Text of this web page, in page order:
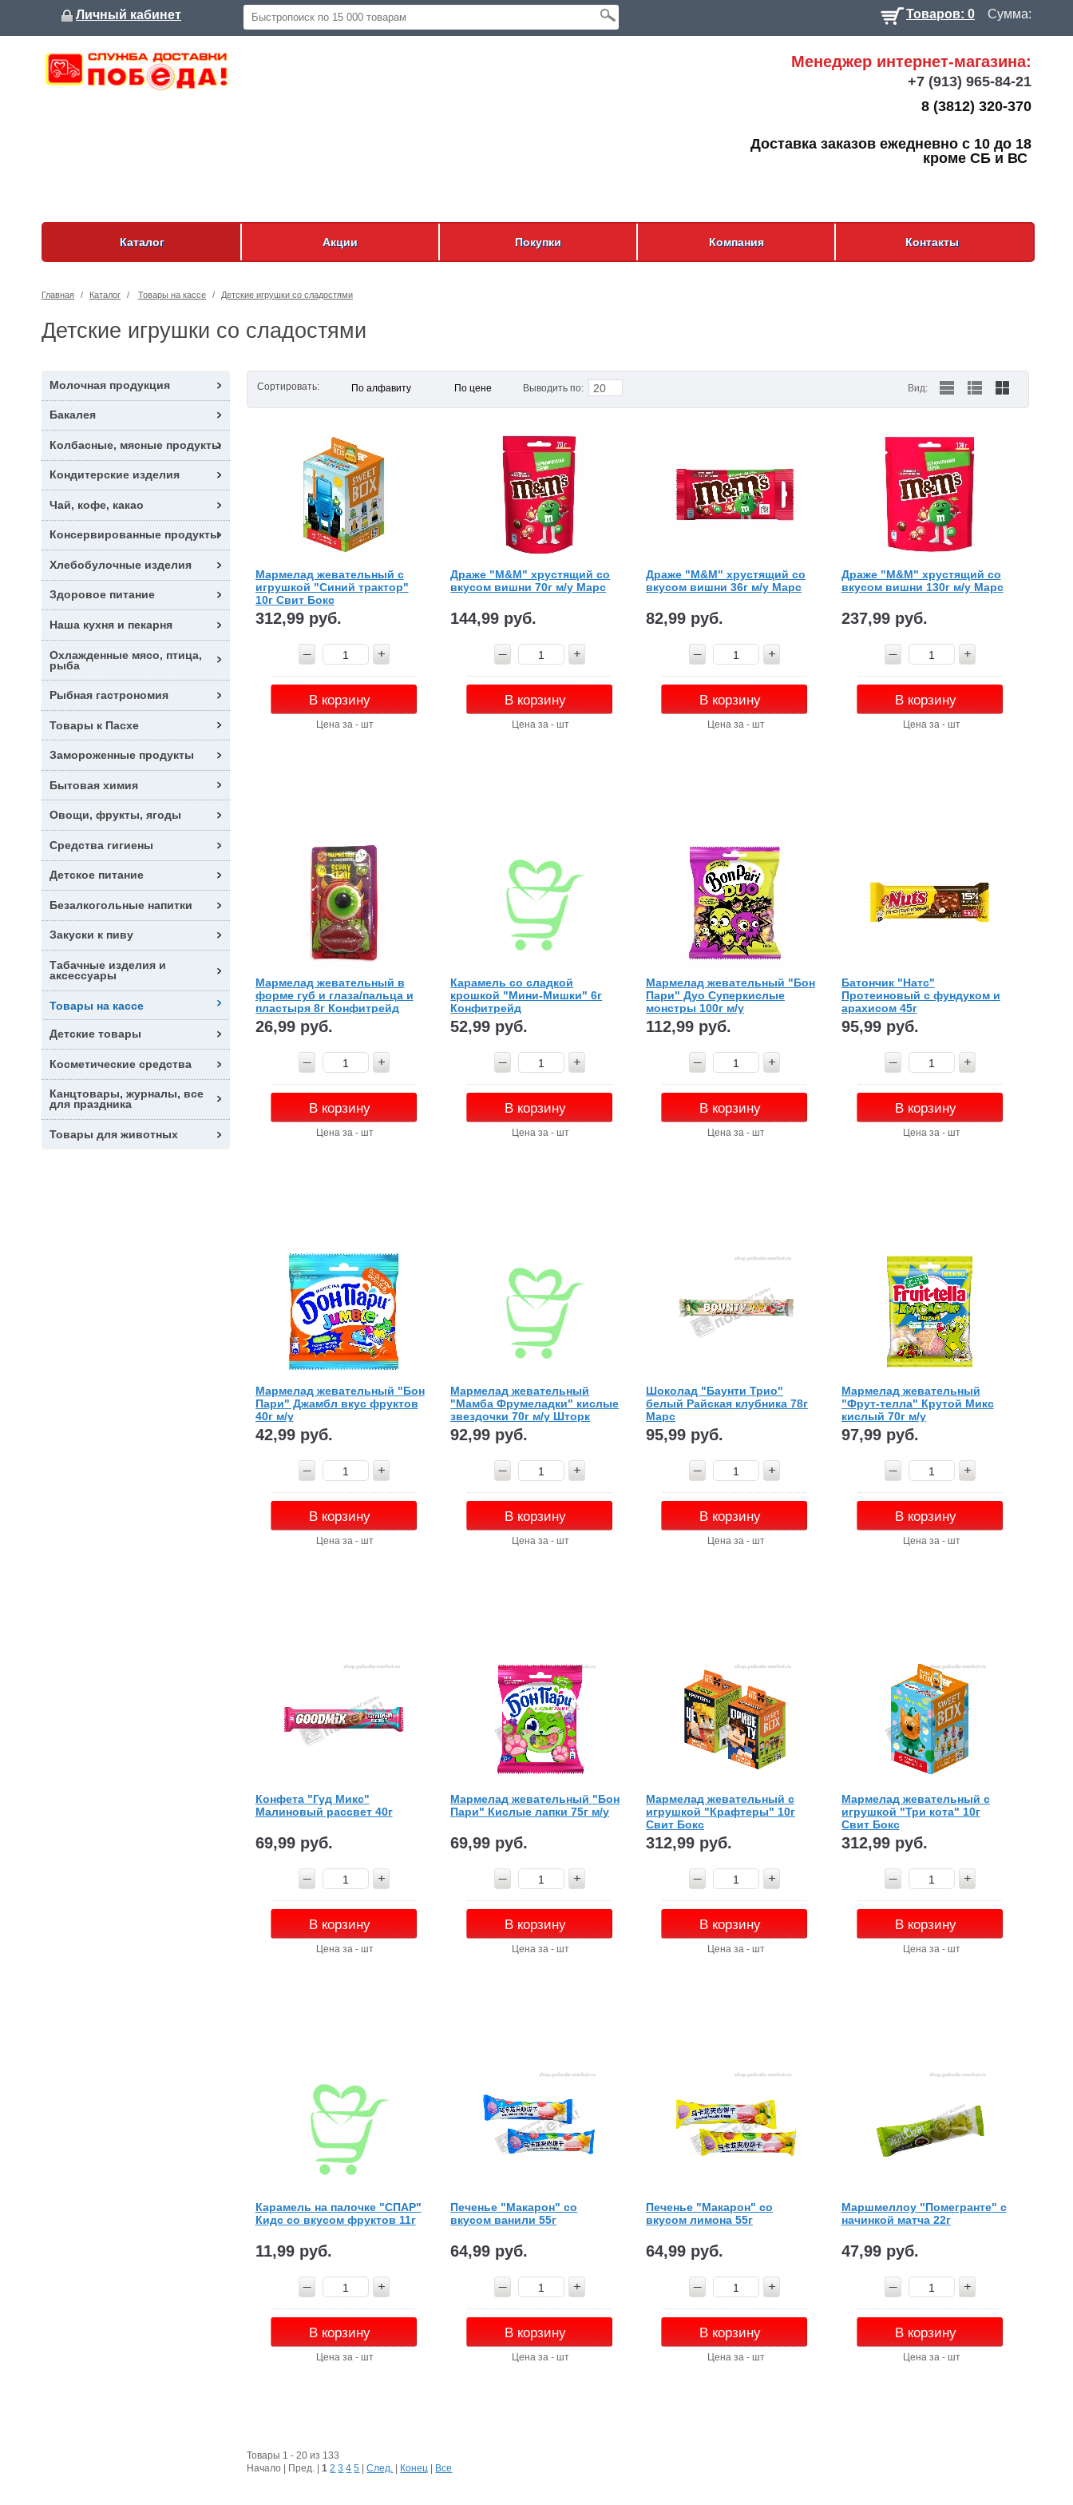
Личный кабинет Товаров: 0 Сумма:
Менеджер интернет-магазина:
+7 (913) 965-84-21
8 (3812) 320-370
Доставка заказов ежедневно с 10 до 18
кроме СБ и ВС
Каталог Акции Покупки Компания Контакты
Главная / Каталог / Товары на кассе / Детские игрушки со сладостями
Детские игрушки со сладостями
Молочная продукция
Бакалея
Колбасные, мясные продукты
Кондитерские изделия
Чай, кофе, какао
Консервированные продукты
Хлебобулочные изделия
Здоровое питание
Наша кухня и пекарня
Охлажденные мясо, птица,
рыба
Рыбная гастрономия
Товары к Пасхе
Замороженные продукты
Бытовая химия
Овощи, фрукты, ягоды
Средства гигиены
Детское питание
Безалкогольные напитки
Закуски к пиву
Табачные изделия и
аксессуары
Товары на кассе
Детские товары
Косметические средства
Канцтовары, журналы, все
для праздника
Товары для животных
Сортировать: По алфавиту По цене Выводить по: 20 Вид:
Мармелад жевательный с
игрушкой "Синий трактор"
10г Свит Бокс
312,99 руб.
В корзину
Цена за - шт
Драже "M&M" хрустящий со
вкусом вишни 70г м/у Марс
144,99 руб.
В корзину
Цена за - шт
Драже "M&M" хрустящий со
вкусом вишни 36г м/у Марс
82,99 руб.
В корзину
Цена за - шт
Драже "M&M" хрустящий со
вкусом вишни 130г м/у Марс
237,99 руб.
В корзину
Цена за - шт
Мармелад жевательный в
форме губ и глаза/пальца и
пластыря 8г Конфитрейд
26,99 руб.
В корзину
Цена за - шт
Карамель со сладкой
крошкой "Мини-Мишки" 6г
Конфитрейд
52,99 руб.
В корзину
Цена за - шт
Мармелад жевательный "Бон
Пари" Дуо Суперкислые
монстры 100г м/у
112,99 руб.
В корзину
Цена за - шт
Батончик "Натс"
Протеиновый с фундуком и
арахисом 45г
95,99 руб.
В корзину
Цена за - шт
Мармелад жевательный "Бон
Пари" Джамбл вкус фруктов
40г м/у
42,99 руб.
В корзину
Цена за - шт
Мармелад жевательный
"Мамба Фрумеладки" кислые
звездочки 70г м/у Шторк
92,99 руб.
В корзину
Цена за - шт
Шоколад "Баунти Трио"
белый Райская клубника 78г
Марс
95,99 руб.
В корзину
Цена за - шт
Мармелад жевательный
"Фрут-телла" Крутой Микс
кислый 70г м/у
97,99 руб.
В корзину
Цена за - шт
Конфета "Гуд Микс"
Малиновый рассвет 40г
69,99 руб.
В корзину
Цена за - шт
Мармелад жевательный "Бон
Пари" Кислые лапки 75г м/у
69,99 руб.
В корзину
Цена за - шт
Мармелад жевательный с
игрушкой "Крафтеры" 10г
Свит Бокс
312,99 руб.
В корзину
Цена за - шт
Мармелад жевательный с
игрушкой "Три кота" 10г
Свит Бокс
312,99 руб.
В корзину
Цена за - шт
Карамель на палочке "СПАР"
Кидс со вкусом фруктов 11г
11,99 руб.
В корзину
Цена за - шт
Печенье "Макарон" со
вкусом ванили 55г
64,99 руб.
В корзину
Цена за - шт
Печенье "Макарон" со
вкусом лимона 55г
64,99 руб.
В корзину
Цена за - шт
Маршмеллоу "Помегранте" с
начинкой матча 22г
47,99 руб.
В корзину
Цена за - шт
Товары 1 - 20 из 133
Начало | Пред. |1 2 3 4 5 |След. Конец Все